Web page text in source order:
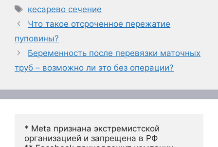
Метки
кесарево сечение
Что такое отсроченное пережатие
пуповины?
Беременность после перевязки маточных
труб – возможно ли это без операции?
* Meta признана экстремистской
организацией и запрещена в РФ